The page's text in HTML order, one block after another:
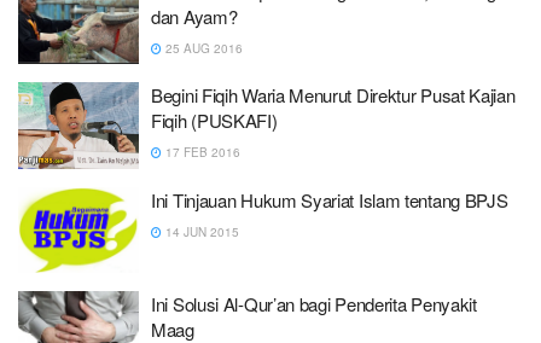
dan Ayam?
25 AUG 2016
Begini Fiqih Waria Menurut Direktur Pusat Kajian
Fiqih (PUSKAFI)
17 FEB 2016
Ini Tinjauan Hukum Syariat Islam tentang BPJS
14 JUN 2015
Ini Solusi Al-Qur’an bagi Penderita Penyakit
Maag